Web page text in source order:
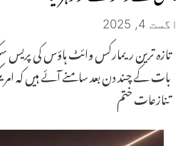
اگست 4, 2025
تازہ ترین ریمارکس وائٹ ہاؤس کی
بات کے چند دن بعد سامنے آئے ہیں کہ
تنازعات ختم